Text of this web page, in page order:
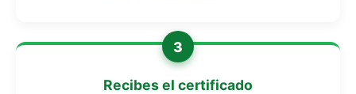
3
Recibes el certificado